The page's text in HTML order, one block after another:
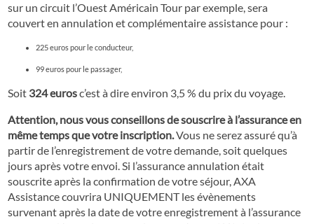
sur un circuit l’Ouest Américain Tour par exemple, sera
couvert en annulation et complémentaire assistance pour :
225 euros pour le conducteur,
99 euros pour le passager,
Soit 324 eurosc’est à dire environ 3,5 % du prix du voyage.
Attention, nous vous conseillons de souscrire à l’assurance en
même temps que votre inscription.Vous ne serez assuré qu’à
partir de l’enregistrement de votre demande, soit quelques
jours après votre envoi. Si l’assurance annulation était
souscrite après la confirmation de votre séjour, AXA
Assistance couvrira UNIQUEMENT les évènements
survenant après la date de votre enregistrement à l’assurance